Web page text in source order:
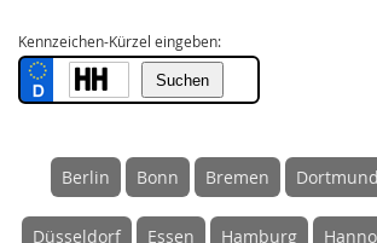
Kennzeichen-Kürzel eingeben:
Berlin Bonn Bremen Dortmund
Düsseldorf Essen Hamburg